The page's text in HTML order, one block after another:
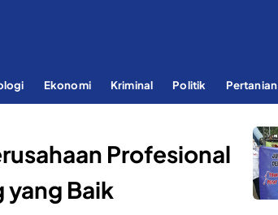
Ekonomi Kriminal Politik Pertanian
Profesional
yang Baik